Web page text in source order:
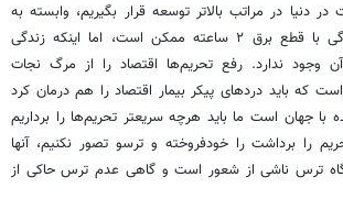
دنیا در مراتب بالاتر توسعه قرار بگیریم، وابسته به
عمل بنگاه‌ها است. زندگی با قطع برق ۲ ساعته ممکن است، اما اینکه زندگی
وجود ندارد. رفع تحریم‌ها اقتصاد را از مرگ نجات
که باید دردهای پیکر بیمار اقتصاد را هم درمان کرد
جهان است ما باید هرچه سریعتر تحریم‌ها را برداریم
را برداشت را خودفروخته و ترسو تصور نکنیم، آنها
ترس ناشی از شعور است و گاهی عدم ترس حاکی از